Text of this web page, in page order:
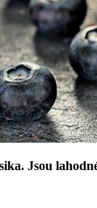
Jsou